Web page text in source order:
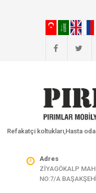
Refakatçi koltukları,Hasta
Adres
ZİYAGÖKALP
NO:7/A